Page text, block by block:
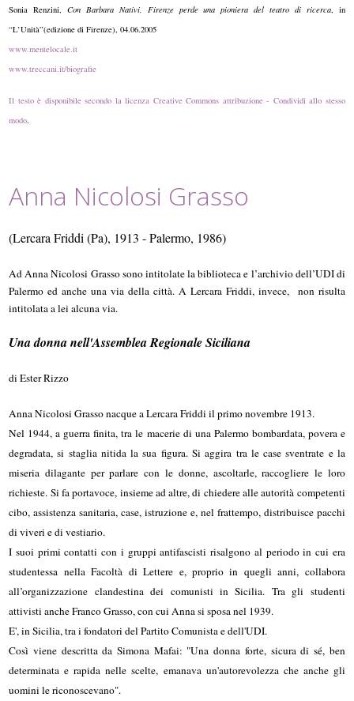
Sonia Renzini, Con Barbara Nativi, Firenze perde una pioniera del teatro di ricerca, in
“L’Unità”(edizione di Firenze), 04.06.2005
www.mentelocale.it
www.treccani.it/biografie
Il testo è disponibile secondo la licenza Creative Commons attribuzione - Condividi allo stesso
modo
Anna Nicolosi Grasso
(Lercara Friddi (Pa), 1913 - Palermo, 1986)
Ad Anna Nicolosi Grasso sono intitolate la biblioteca e l’archivio dell’UDI di
Palermo ed anche una via della città. A Lercara Friddi, invece, non risulta
intitolata a lei alcuna via.
Una donna nell'Assemblea Regionale Siciliana
di Ester Rizzo
Anna Nicolosi Grasso nacque a Lercara Friddi il primo novembre 1913.
Nel 1944, a guerra finita, tra le macerie di una Palermo bombardata, povera e
degradata, si staglia nitida la sua figura. Si aggira tra le case sventrate e la
miseria dilagante per parlare con le donne, ascoltarle, raccogliere le loro
richieste. Si fa portavoce, insieme ad altre, di chiedere alle autorità competenti
cibo, assistenza sanitaria, case, istruzione e, nel frattempo, distribuisce pacchi
di viveri e di vestiario.
I suoi primi contatti con i gruppi antifascisti risalgono al periodo in cui era
studentessa nella Facoltà di Lettere e, proprio in quegli anni, collabora
all’organizzazione clandestina dei comunisti in Sicilia. Tra gli studenti
attivisti anche Franco Grasso, con cui Anna si sposa nel 1939.
E', in Sicilia, tra i fondatori del Partito Comunista e dell'UDI.
Così viene descritta da Simona Mafai: "Una donna forte, sicura di sé, ben
determinata e rapida nelle scelte, emanava un'autorevolezza che anche gli
uomini le riconoscevano".